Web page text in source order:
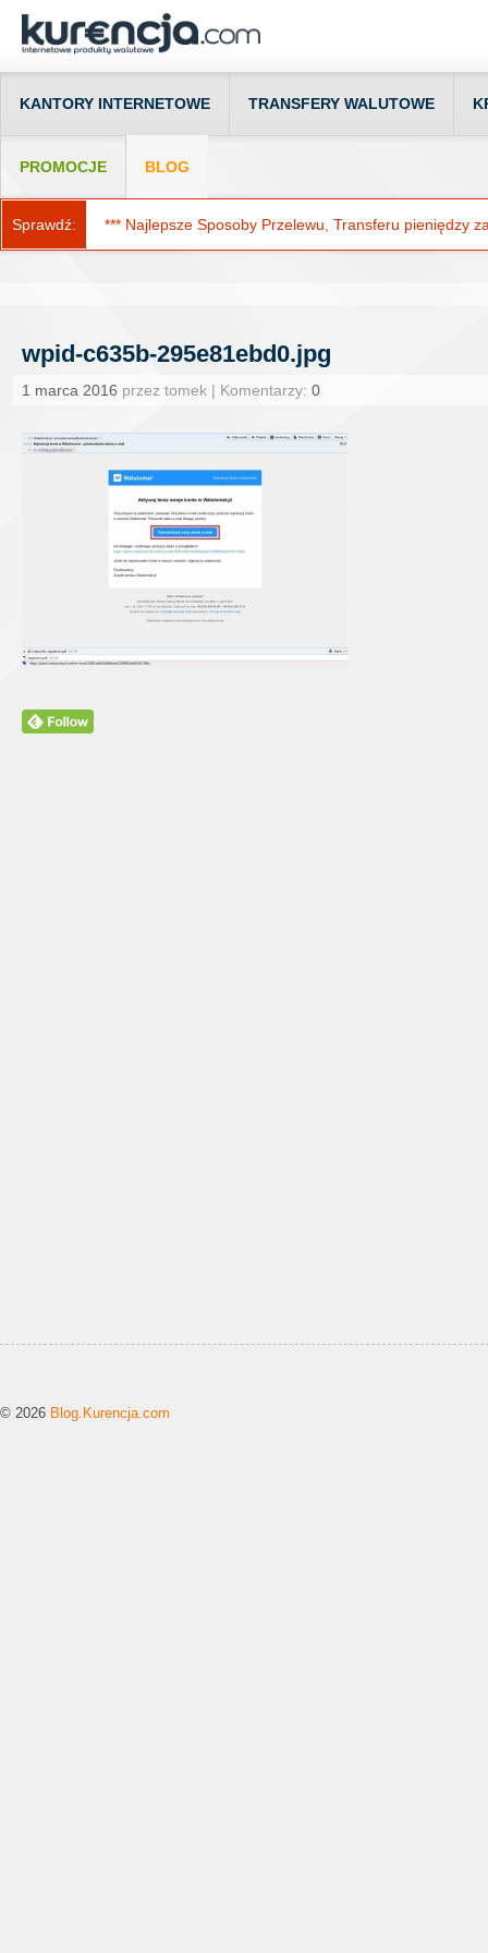
KANTORY INTERNETOWE TRANSFERY WALUTOWE
PROMOCJE BLOG
Sprawdź: *** Najlepsze Sposoby Przelewu, Transferu pieniędzy
wpid-c635b-295e81ebd0.jpg
1 marca 2016 przez tomek | Komentarzy: 0
© 2026 Blog.Kurencja.com